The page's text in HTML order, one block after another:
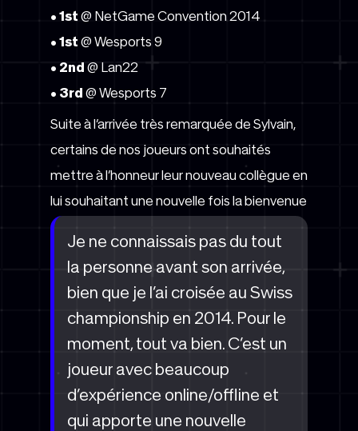
• 1st @ NetGame Convention 2014
• 1st @ Wesports 9
• 2nd @ Lan22
• 3rd @ Wesports 7
Suite à l’arrivée très remarquée de Sylvain,
certains de nos joueurs ont souhaités
mettre à l’honneur leur nouveau collègue en
lui souhaitant une nouvelle fois la bienvenue
Je ne connaissais pas du tout
la personne avant son arrivée,
bien que je l’ai croisée au Swiss
championship en 2014. Pour le
moment, tout va bien. C’est un
joueur avec beaucoup
d’expérience online/offline et
qui apporte une nouvelle